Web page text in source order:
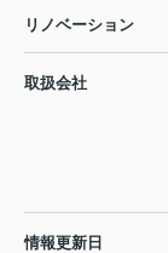
リノベーション
取扱会社
情報更新日